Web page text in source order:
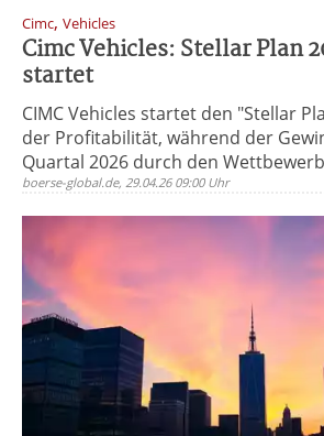
Cimc, Vehicles
Cimc Vehicles: Stellar Plan
startet
CIMC Vehicles startet den "Stellar
der Profitabilität, während der
Quartal 2026 durch den
boerse-global.de, 29.04.26 09:00 Uhr